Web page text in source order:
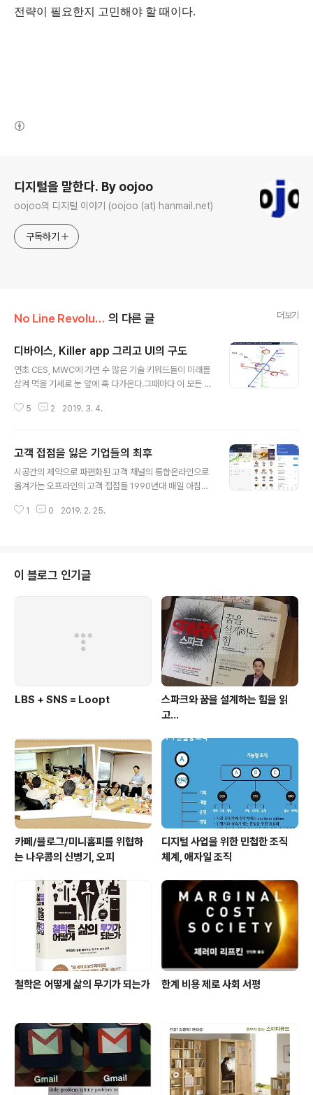
전략이 필요한지 고민해야 할 때이다.
디지털을 말한다. By oojoo
oojoo의 디지털 이야기 (oojoo (at) hanmail.net)
구독하기
No Line Revolution 의 다른 글 더보기
디바이스, Killer app 그리고 UI의 구도
연초 CES, MWC에 가면 수 많은 기술 키워드들이 미래를
삼켜 먹을 기세로 눈 앞에 훅 다가온다.그때마다 이 모든 기
궁금하다. 모든 기술이 같은 level로 우리 삶에 녹아들지는
시로 두어 본다. 그 공간에서 자주 접하게 되고 사용하게 되
는 서비스 즉 킬러앱을 꼽자면, 가정에서는 집안의 각종 기
기들을 제어하고 상태를 볼 수 있는 컨트롤러로 정의할 수
고 이동 중 사용할 수 있는 교통 전반의 서비스인 모빌리티
5 2 2019. 3. 4.
고객 접점을 잃은 기업들의 최후
시공간의 제약으로 파편화된 고객 채널의 통합온라인으로
옮겨가는 오프라인의 고객 접점들 1990년대 매일 아침마
소식을 듣고, 밤 9시에 거실에 모여 앉아 TV 뉴스를 통해
제는 인스타그램, 스냅챗, 틱톡과 같은 새로운 인터넷 미디
어가 우리의 눈과 귀를 사로 잡고 있다. 이제 우리는 더 이
상 언론사가 배달해준 신문지를 읽지 않고, 방송사가 제한
된 시간에 송출해주는 한정된 뉴스에 얽매이지 않는다. 카
카오톡과 페이스북이 다양한 시각의 콘텐츠를 시공간의 제
약없이 쏟아내면서 이전보다 더 ..
1 0 2019. 2. 25.
이 블로그 인기글
LBS + SNS = Loopt
스파크와 꿈을 설계하는 힘을 읽
고...
카페/블로그/미니홈피를 위협하
는 나우콤의 신병기, 오피
디지털 사업을 위한 민첩한 조직
체계, 애자일 조직
철학은 어떻게 삶의 무기가 되는가 한계 비용 제로 사회 서평